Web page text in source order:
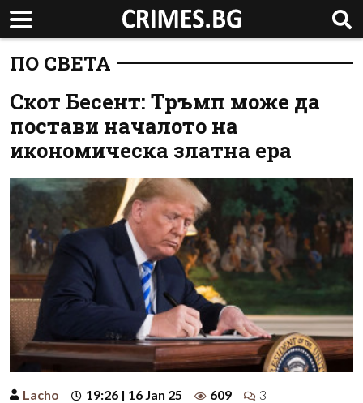
ПО СВЕТА
Скот Бесент: Тръмп може да
постави началото на
икономическа златна ера
Lacho 19:26 | 16 Jan 25 609 3